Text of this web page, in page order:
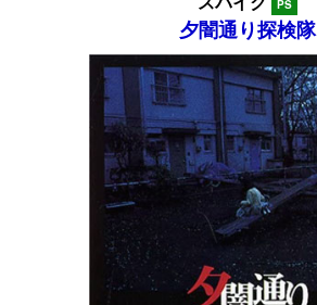
PS
夕闇通り探検隊